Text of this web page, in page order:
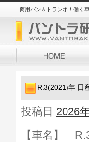
商用バン＆トランポ！働く車
R.3(2021)年 日
投稿日 2026
【車名】